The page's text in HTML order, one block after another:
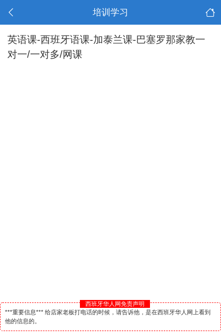
培训学习
英语课-西班牙语课-加泰兰课-巴塞罗那家教一
对一/一对多/网课
西班牙华人网免责声明
***重要信息*** 给店家老板打电话的时候，请告诉他，是在西班牙华人网上看到
他的信息的。